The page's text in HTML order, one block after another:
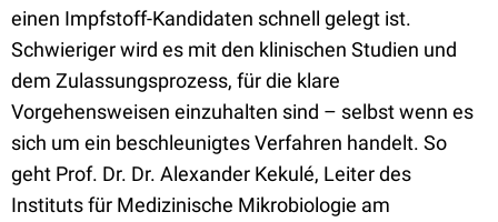
einen Impfstoff-Kandidaten schnell gelegt ist.
Schwieriger wird es mit den klinischen Studien und
dem Zulassungsprozess, für die klare
Vorgehensweisen einzuhalten sind – selbst wenn es
sich um ein beschleunigtes Verfahren handelt. So
geht Prof. Dr. Dr. Alexander Kekulé, Leiter des
Instituts für Medizinische Mikrobiologie am